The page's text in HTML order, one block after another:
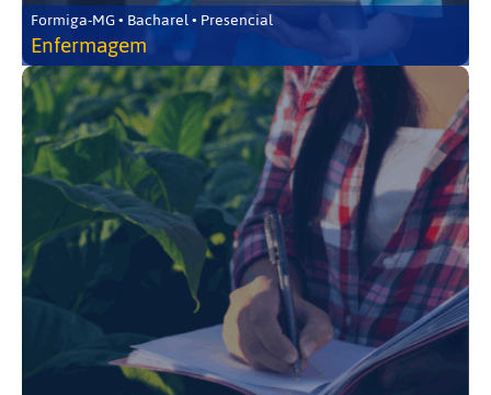
Formiga-MG • Bacharel • Presencial
Enfermagem